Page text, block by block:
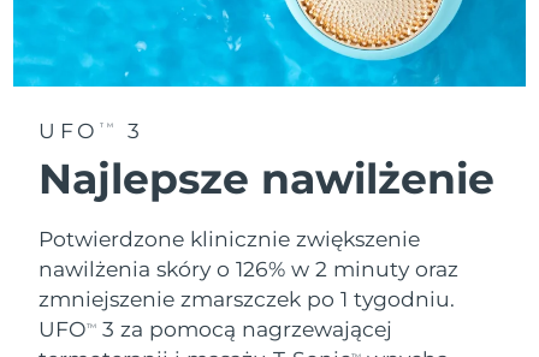
UFO TM 3
Najlepsze nawilżenie
Potwierdzone klinicznie zwiększenie
nawilżenia skóry o 126% w 2 minuty oraz
zmniejszenie zmarszczek po 1 tygodniu.
UFOTM
3 za pomocą nagrzewającej
TM
Zjednoczone Emiraty
Arabskie
Oczekiwany czas dostawy
Wielka Brytania
Stany Zjednoczone
Oczekiwany czas dostawy
Uzbekistan
Oczekiwany czas dostawy
Wietnam
Oczekiwany czas dostawy